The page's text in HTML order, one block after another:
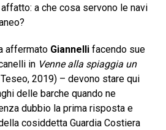
a che cosa servono le navi
affermato Giannellifacendo sue
in Venne alla spiaggia un
2019) – devono stare qui
delle barche quando ne
dubbio la prima risposta e
cosiddetta Guardia Costiera